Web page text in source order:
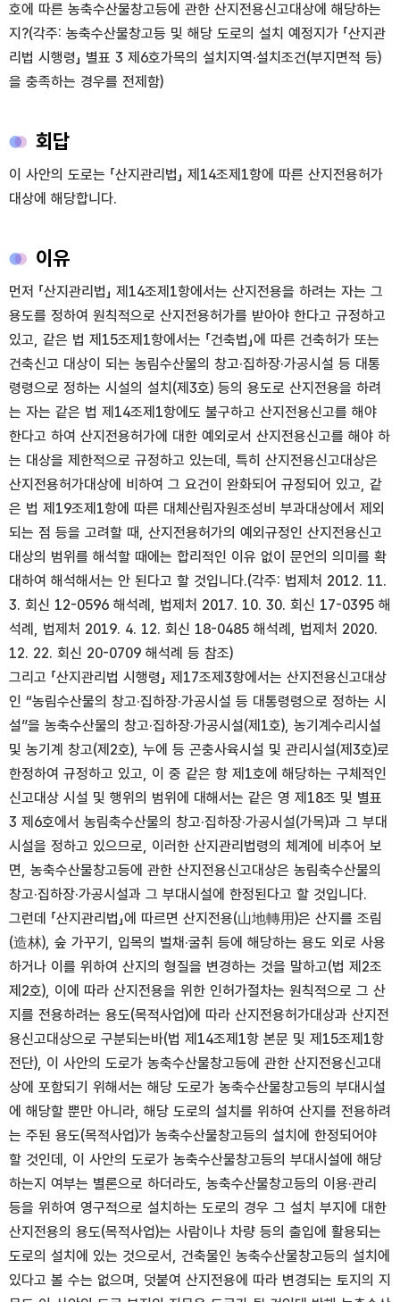
호에 따른 농축수산물창고등에 관한 산지전용신고대상에 해당하는
지?(각주: 농축수산물창고등 및 해당 도로의 설치 예정지가 「산지관
리법 시행령」 별표 3 제6호가목의 설치지역·설치조건(부지면적 등)
을 충족하는 경우를 전제함)
회답
이 사안의 도로는 「산지관리법」 제14조제1항에 따른 산지전용허가
대상에 해당합니다.
이유
먼저 「산지관리법」 제14조제1항에서는 산지전용을 하려는 자는 그
용도를 정하여 원칙적으로 산지전용허가를 받아야 한다고 규정하고
있고, 같은 법 제15조제1항에서는 「건축법」에 따른 건축허가 또는
건축신고 대상이 되는 농림수산물의 창고·집하장·가공시설 등 대통
령령으로 정하는 시설의 설치(제3호) 등의 용도로 산지전용을 하려
는 자는 같은 법 제14조제1항에도 불구하고 산지전용신고를 해야
한다고 하여 산지전용허가에 대한 예외로서 산지전용신고를 해야 하
는 대상을 제한적으로 규정하고 있는데, 특히 산지전용신고대상은
산지전용허가대상에 비하여 그 요건이 완화되어 규정되어 있고, 같
은 법 제19조제1항에 따른 대체산림자원조성비 부과대상에서 제외
되는 점 등을 고려할 때, 산지전용허가의 예외규정인 산지전용신고
대상의 범위를 해석할 때에는 합리적인 이유 없이 문언의 의미를 확
대하여 해석해서는 안 된다고 할 것입니다.(각주: 법제처 2012. 11.
3. 회신 12-0596 해석례, 법제처 2017. 10. 30. 회신 17-0395 해
석례, 법제처 2019. 4. 12. 회신 18-0485 해석례, 법제처 2020.
12. 22. 회신 20-0709 해석례 등 참조)
그리고 「산지관리법 시행령」 제17조제3항에서는 산지전용신고대상
인 “농림수산물의 창고·집하장·가공시설 등 대통령령으로 정하는 시
설”을 농축수산물의 창고·집하장·가공시설(제1호), 농기계수리시설
및 농기계 창고(제2호), 누에 등 곤충사육시설 및 관리시설(제3호)로
한정하여 규정하고 있고, 이 중 같은 항 제1호에 해당하는 구체적인
신고대상 시설 및 행위의 범위에 대해서는 같은 영 제18조 및 별표
3 제6호에서 농림축수산물의 창고·집하장·가공시설(가목)과 그 부대
시설을 정하고 있으므로, 이러한 산지관리법령의 체계에 비추어 보
면, 농축수산물창고등에 관한 산지전용신고대상은 농림축수산물의
창고·집하장·가공시설과 그 부대시설에 한정된다고 할 것입니다.
그런데 「산지관리법」에 따르면 산지전용(山地轉用)은 산지를 조림
(造林), 숲 가꾸기, 입목의 벌채·굴취 등에 해당하는 용도 외로 사용
하거나 이를 위하여 산지의 형질을 변경하는 것을 말하고(법 제2조
제2호), 이에 따라 산지전용을 위한 인허가절차는 원칙적으로 그 산
지를 전용하려는 용도(목적사업)에 따라 산지전용허가대상과 산지전
용신고대상으로 구분되는바(법 제14조제1항 본문 및 제15조제1항
전단), 이 사안의 도로가 농축수산물창고등에 관한 산지전용신고대
상에 포함되기 위해서는 해당 도로가 농축수산물창고등의 부대시설
에 해당할 뿐만 아니라, 해당 도로의 설치를 위하여 산지를 전용하려
는 주된 용도(목적사업)가 농축수산물창고등의 설치에 한정되어야
할 것인데, 이 사안의 도로가 농축수산물창고등의 부대시설에 해당
하는지 여부는 별론으로 하더라도, 농축수산물창고등의 이용·관리
등을 위하여 영구적으로 설치하는 도로의 경우 그 설치 부지에 대한
산지전용의 용도(목적사업)는 사람이나 차량 등의 출입에 활용되는
도로의 설치에 있는 것으로서, 건축물인 농축수산물창고등의 설치에
있다고 볼 수는 없으며, 덧붙여 산지전용에 따라 변경되는 토지의 지